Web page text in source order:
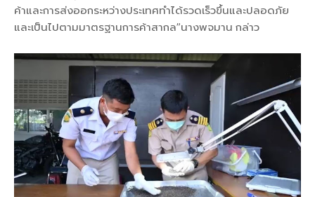
ค้าและการส่งออกระหว่างประเทศทำได้รวดเร็วขึ้นและปลอดภัย
และเป็นไปตามมาตรฐานการค้าสากล”นางพจมาน กล่าว